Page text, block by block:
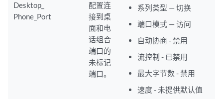
Desktop_
Phone_Port
配置连
接到桌
面和电
话组合
端口的
未标记
端口。
系列类型 — 切换
端口模式 — 访问
自动协商 - 禁用
流控制 - 已禁用
最大字节数 - 禁用
速度 - 未提供默认值